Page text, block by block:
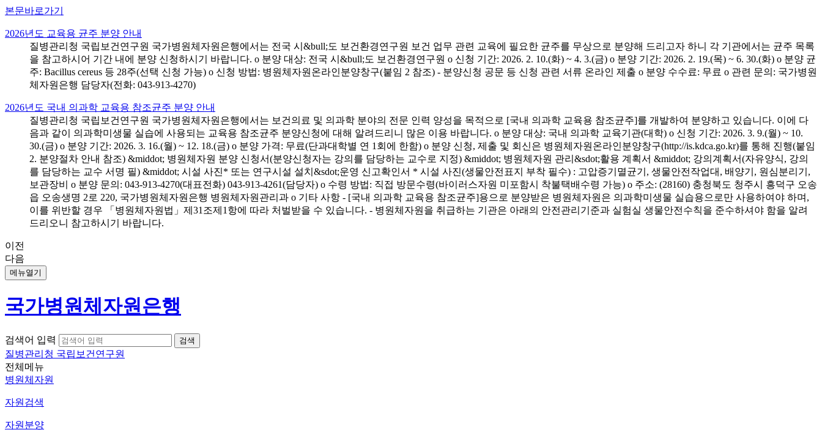
본문바로가기
2026년도 교육용 균주 분양 안내
질병관리청 국립보건연구원 국가병원체자원은행에서는 전국 시&bull;도 보건환경연구원 보건 업무 관련 교육에 필요한 균주를 무상으로 분양해 드리고자 하니 각 기관에서는 균주 목록
을 참고하시어 기간 내에 분양 신청하시기 바랍니다. o 분양 대상: 전국 시&bull;도 보건환경연구원 o 신청 기간: 2026. 2. 10.(화) ~ 4. 3.(금) o 분양 기간: 2026. 2. 19.(목) ~ 6. 30.(화) o 분양 균
주: Bacillus cereus 등 28주(선택 신청 가능) o 신청 방법: 병원체자원온라인분양창구(붙임 2 참조) - 분양신청 공문 등 신청 관련 서류 온라인 제출 o 분양 수수료: 무료 o 관련 문의: 국가병원
체자원은행 담당자(전화: 043-913-4270)
2026년도 국내 의과학 교육용 참조균주 분양 안내
질병관리청 국립보건연구원 국가병원체자원은행에서는 보건의료 및 의과학 분야의 전문 인력 양성을 목적으로 [국내 의과학 교육용 참조균주]를 개발하여 분양하고 있습니다. 이에 다
음과 같이 의과학미생물 실습에 사용되는 교육용 참조균주 분양신청에 대해 알려드리니 많은 이용 바랍니다. o 분양 대상: 국내 의과학 교육기관(대학) o 신청 기간: 2026. 3. 9.(월) ~ 10.
30.(금) o 분양 기간: 2026. 3. 16.(월) ~ 12. 18.(금) o 분양 가격: 무료(단과대학별 연 1회에 한함) o 분양 신청, 제출 및 회신은 병원체자원온라인분양창구(http://is.kdca.go.kr)를 통해 진행(붙임
2. 분양절차 안내 참조) &middot; 병원체자원 분양 신청서(분양신청자는 강의를 담당하는 교수로 지정) &middot; 병원체자원 관리&sdot;활용 계획서 &middot; 강의계획서(자유양식, 강의
를 담당하는 교수 서명 필) &middot; 시설 사진* 또는 연구시설 설치&sdot;운영 신고확인서 * 시설 사진(생물안전표지 부착 필수) : 고압증기멸균기, 생물안전작업대, 배양기, 원심분리기,
보관장비 o 분양 문의: 043-913-4270(대표전화) 043-913-4261(담당자) o 수령 방법: 직접 방문수령(바이러스자원 미포함시 착불택배수령 가능) o 주소: (28160) 충청북도 청주시 흥덕구 오송
읍 오송생명 2로 220, 국가병원체자원은행 병원체자원관리과 o 기타 사항 - [국내 의과학 교육용 참조균주]용으로 분양받은 병원체자원은 의과학미생물 실습용으로만 사용하여야 하며,
이를 위반할 경우 「병원체자원법」제31조제1항에 따라 처벌받을 수 있습니다. - 병원체자원을 취급하는 기관은 아래의 안전관리기준과 실험실 생물안전수칙을 준수하셔야 함을 알려
드리오니 참고하시기 바랍니다.
이전
다음
메뉴열기
국가병원체자원은행
검색어 입력
질병관리청 국립보건연구원
전체메뉴
병원체자원
자원검색
자원분양